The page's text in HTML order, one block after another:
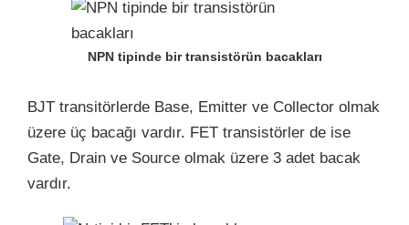
NPN tipinde bir transistörün bacakları
BJT transitörlerde Base, Emitter ve Collector olmak
üzere üç bacağı vardır. FET transistörler de ise
Gate, Drain ve Source olmak üzere 3 adet bacak
vardır.